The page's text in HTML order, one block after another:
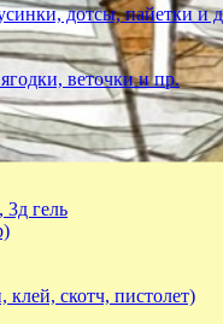
дотсы, пайетки и
веточки и пр.
3д гель
скотч, пистолет)